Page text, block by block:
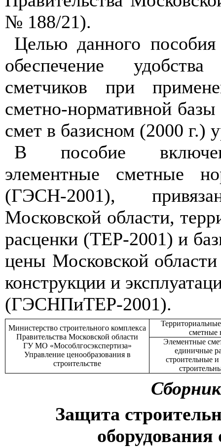
№ 188/21).
Целью данного пособия
обеспечение
сметчиков при
сметно-нормативной базы
смет в базисном (2000 г.)
В пособие
элементные сметные
(ГЭСН-2001),
Московской области,
расценки (ТЕР-2001) и
цены Московской
конструкции и
(ГЭСНПиТЕР-2001).
Министерство строительного комплекса
Правительства Московской области
ГУ МО «Мособлгосэкспертиза»
Управление ценообразования в
строительстве
сметные
Элементные
единичные
строительные
Сборник
Защита
оборудования